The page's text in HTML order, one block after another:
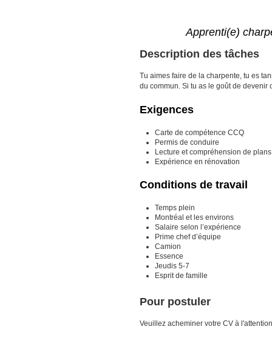
Apprenti(e)
Description des tâches
Tu aimes faire de la charpente, tu es
du commun. Si tu as le goût de
Exigences
Carte de compétence CCQ
Permis de conduire
Lecture et compréhension de plans
Expérience en rénovation
Conditions de travail
Temps plein
Montréal et les environs
Salaire selon l’expérience
Prime chef d’équipe
Camion
Essence
Jeudis 5-7
Esprit de famille
Pour postuler
Veuillez acheminer votre CV à